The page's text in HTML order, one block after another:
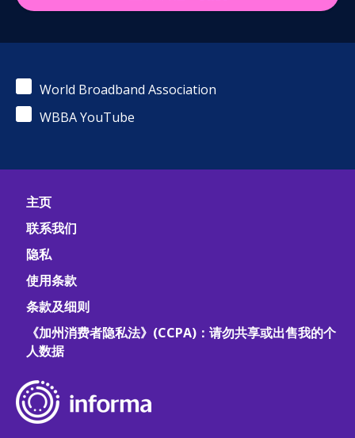
World Broadband Association
WBBA YouTube
主页
联系我们
隐私
使用条款
条款及细则
《加州消费者隐私法》(CCPA)：请勿共享或出售我的个
人数据